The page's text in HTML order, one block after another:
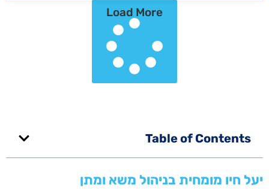
Load More
Table of Contents
יעל חיו מומחית בניהול משא ומתן